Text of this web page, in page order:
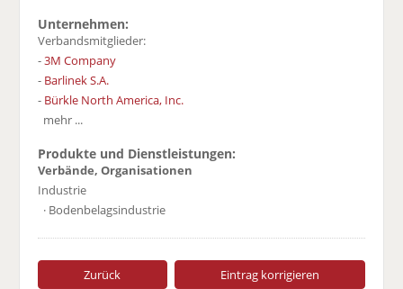
Unternehmen:
Verbandsmitglieder:
-3M Company
- Barlinek S.A.
- Bürkle North America, Inc.
mehr ...
Produkte und Dienstleistungen:
Verbände, Organisationen
Industrie
· Bodenbelagsindustrie
Zurück Eintrag korrigieren